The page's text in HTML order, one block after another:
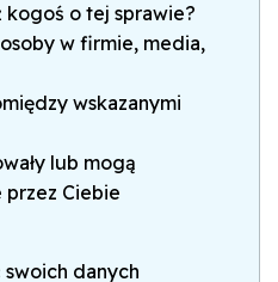
kogoś o tej sprawie?
w firmie, media,
wskazanymi
lub mogą
Ciebie
danych